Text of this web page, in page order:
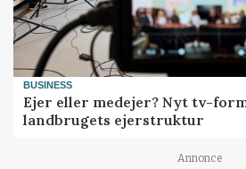
BUSINESS
Ejer eller medejer? Nyt tv-
landbrugets ejerstruktur
Annonce